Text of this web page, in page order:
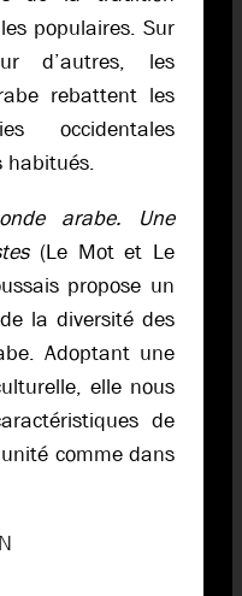
populaires. Sur
d’autres, les
rebattent les
occidentales
habitués.
arabe. Une
(Le Mot et Le
propose un
la diversité des
Adoptant une
elle nous
de
comme dans